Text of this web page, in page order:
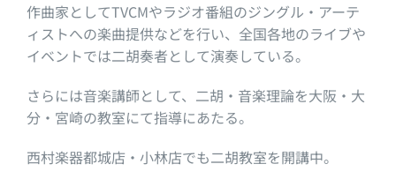
作曲家としてTVCMやラジオ番組のジングル・アーテ
ィストへの楽曲提供などを行い、全国各地のライブや
イベントでは二胡奏者として演奏している。
さらには音楽講師として、二胡・音楽理論を大阪・大
分・宮崎の教室にて指導にあたる。
西村楽器都城店・小林店でも二胡教室を開講中。